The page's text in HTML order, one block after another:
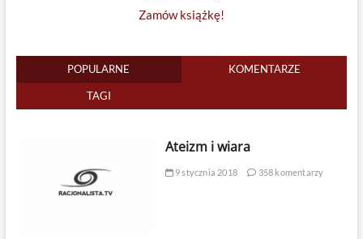
Zamów książkę!
POPULARNE KOMENTARZE
TAGI
Ateizm i wiara
9 stycznia 2018 358 komentarzy